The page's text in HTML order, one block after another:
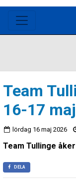
Team
16-17
lördag 16 maj 2026
Team Tullinge
DELA